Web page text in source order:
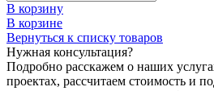
В корзину
В корзине
Вернуться к списку товаров
Нужная консультация?
Подробно расскажем о наших
проектах, рассчитаем стоимость и